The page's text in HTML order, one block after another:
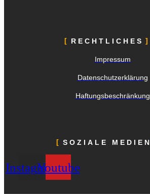
RECHTLICHES
Impressum
Datenschutzerklärung
Haftungsbeschränkung
SOZIALE MEDIEN
InstagramYoutube